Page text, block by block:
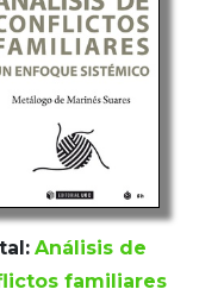
Análisis de
familiares